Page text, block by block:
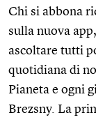
Chi si abbona
sulla nuova
ascoltare tutti
quotidiana di
Pianeta e ogni
Brezsny. La